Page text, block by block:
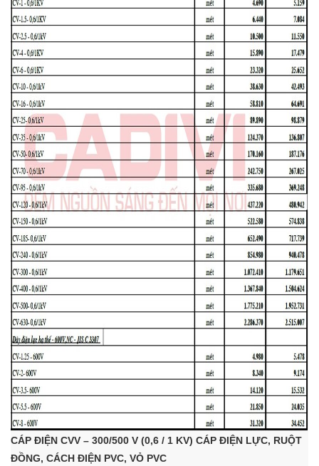
CÁP ĐIỆN CVV – 300/500 V (0,6 / 1 KV) CÁP ĐIỆN LỰC, RUỘT
ĐỒNG, CÁCH ĐIỆN PVC, VỎ PVC